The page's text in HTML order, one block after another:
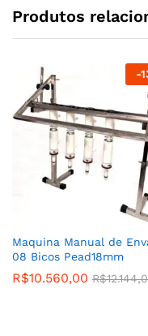
Produtos
-
Maquina Manual de
08 Bicos Pead18mm
R$10.560,00 R$